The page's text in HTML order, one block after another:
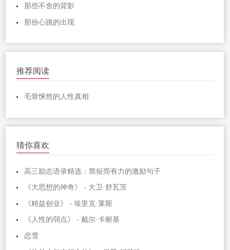
那些不舍的背影
那份心跳的出现
推荐阅读
毛骨悚然的人性真相
猜你喜欢
高三励志语录精选：简短而有力的激励句子
《大思想的神奇》 - 大卫·舒瓦茨
《精益创业》 - 埃里克·莱斯
《人性的弱点》 - 戴尔·卡耐基
恋雪